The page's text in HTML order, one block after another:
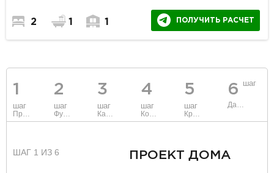
2 1 1 ПОЛУЧИТЬ РАСЧЕТ
1
шаг
2
шаг
3
шаг
4
шаг
5
шаг
6 шаг
ШАГ 1 ИЗ 6 ПРОЕКТ ДОМА